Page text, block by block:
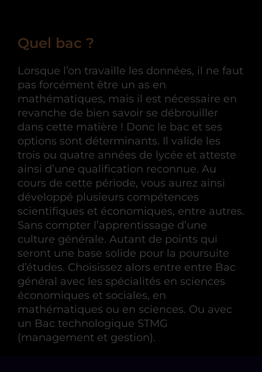
Quel bac ?
Lorsque l’on travaille les données, il ne faut
pas forcément être un as en
mathématiques, mais il est nécessaire en
revanche de bien savoir se débrouiller
dans cette matière ! Donc le bac et ses
options sont déterminants. Il valide les
trois ou quatre années de lycée et atteste
ainsi d’une qualification reconnue. Au
cours de cette période, vous aurez ainsi
développé plusieurs compétences
scientifiques et économiques, entre autres.
Sans compter l’apprentissage d’une
culture générale. Autant de points qui
seront une base solide pour la poursuite
d’études. Choisissez alors entre entre Bac
général avec les spécialités en sciences
économiques et sociales, en
mathématiques ou en sciences. Ou avec
un Bac technologique STMG
(management et gestion).